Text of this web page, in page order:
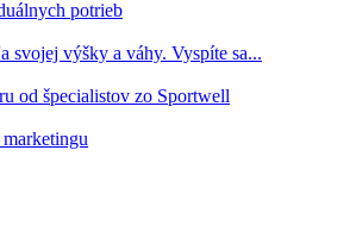
potrieb
svojej výšky a váhy. Vyspíte sa...
od špecialistov zo Sportwell